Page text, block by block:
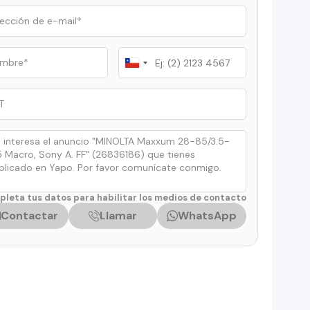
Chile
+56
tus datos para habilitar los medios de contacto
Contactar Llamar WhatsApp